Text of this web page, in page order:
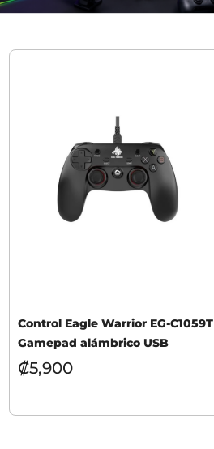
Control Eagle Warrior EG-C1059T
Gamepad alámbrico USB
₡5,900